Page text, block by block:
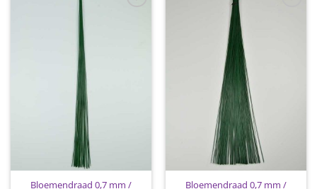
Bloemendraad 0,7 mm /
Bloemendraad 0,7 mm /